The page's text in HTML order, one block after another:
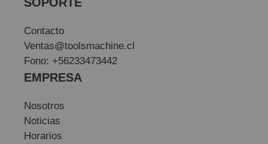
Contacto
Ventas@toolsmachine.cl
Fono: +56233473442
EMPRESA
Nosotros
Noticias
Horarios